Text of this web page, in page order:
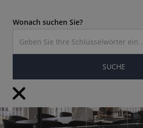
Wonach suchen Sie?